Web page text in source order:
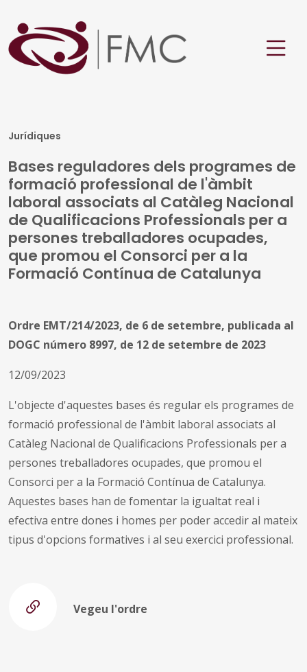
Jurídiques
Bases reguladores dels programes de
formació professional de l'àmbit
laboral associats al Catàleg Nacional
de Qualificacions Professionals per a
persones treballadores ocupades,
que promou el Consorci per a la
Formació Contínua de Catalunya
Ordre EMT/214/2023, de 6 de setembre, publicada al
DOGC número 8997, de 12 de setembre de 2023
12/09/2023
L'objecte d'aquestes bases és regular els programes de
formació professional de l'àmbit laboral associats al
Catàleg Nacional de Qualificacions Professionals per a
persones treballadores ocupades, que promou el
Consorci per a la Formació Contínua de Catalunya.
Aquestes bases han de fomentar la igualtat real i
efectiva entre dones i homes per poder accedir al mateix
tipus d'opcions formatives i al seu exercici professional.
Vegeu l'ordre